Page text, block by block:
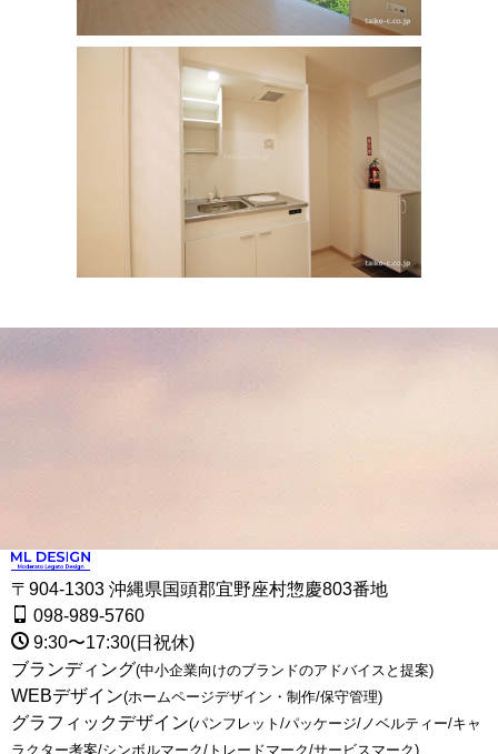
〒904-1303 沖縄県国頭郡宜野座村惣慶803番地
098-989-5760
9:30〜17:30(日祝休)
ブランディング(中小企業向けのブランドのアドバイスと提案)
WEBデザイン(ホームページデザイン・制作/保守管理)
グラフィックデザイン(パンフレット/パッケージ/ノベルティー/キャ
ラクター考案/シンボルマーク/トレードマーク/サービスマーク)